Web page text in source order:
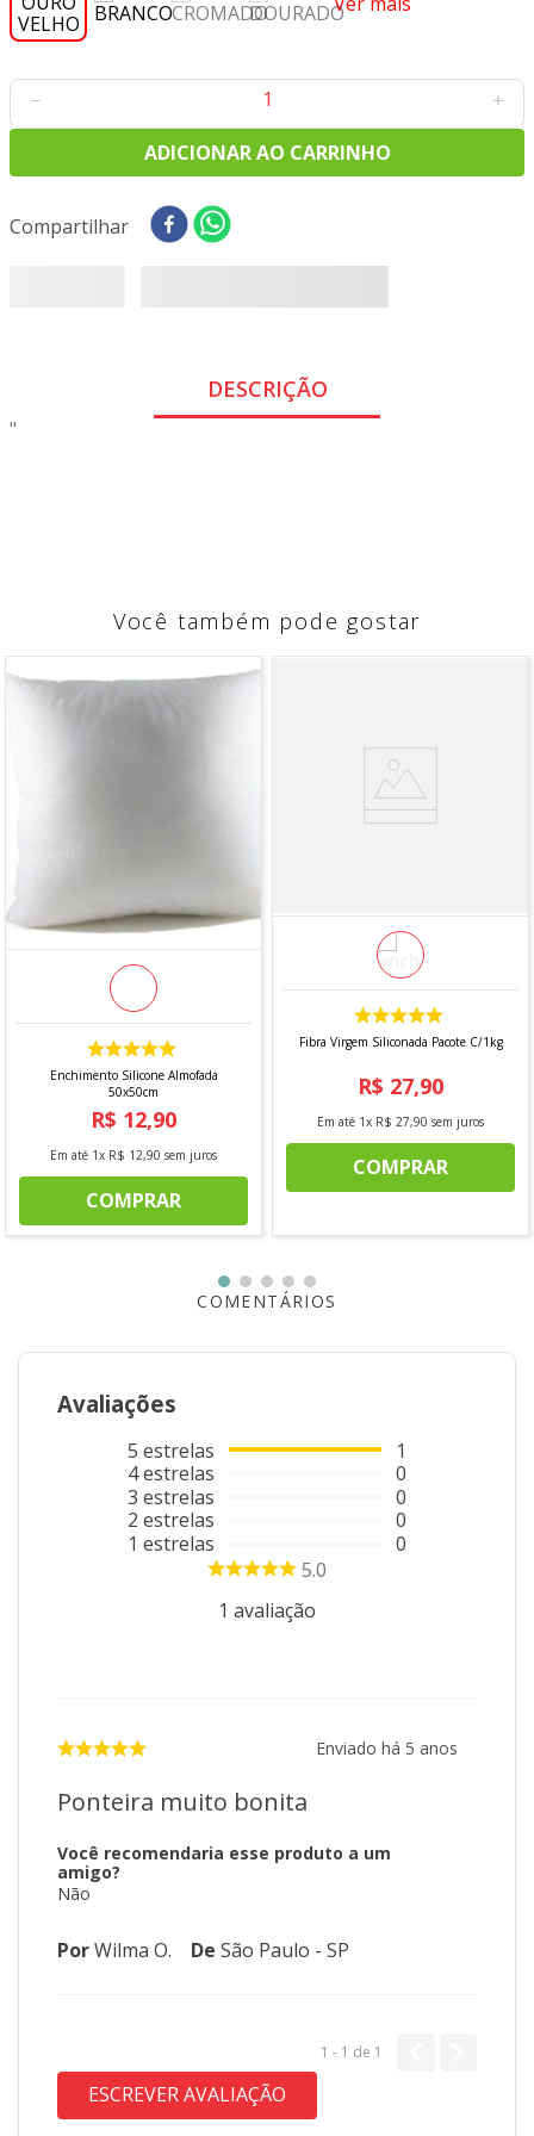
＋
－
ADICIONAR AO CARRINHO
Compartilhar
DESCRIÇÃO
"
Você também pode gostar
Enchimento Silicone Almofada
50x50cm
R$ 12,90
Em até 1x R$ 12,90 sem juros
COMPRAR
Fibra Virgem Siliconada Pacote C/1kg
R$ 27,90
Em até 1x R$ 27,90 sem juros
COMPRAR
COMENTÁRIOS
Avaliações
5 estrelas
4estrelas
3 estrelas
2 estrelas
1 estrelas
1
0
0
0
0
5.0
1 avaliação
Enviado há 5 anos
Ponteira muito bonita
Você recomendaria esse produto a um
amigo?
Não
PorWilma O. De São Paulo - SP
1 - 1 de 1
ESCREVER AVALIAÇÃO
8º
tricoline digital